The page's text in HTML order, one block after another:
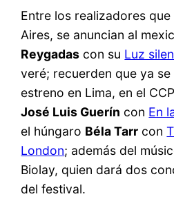
Entre los realizadores
Aires, se anuncian al
Reygadas con su Luz
veré; recuerden que ya
estreno en Lima, en el
José Luis Guerín con En
el húngaro Béla Tarr con
London; además del
Biolay, quien dará dos
del festival.